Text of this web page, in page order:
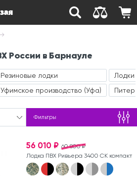
России в Барнауле
Резиновые лодки
Уфимское производство (Уфа)
Лодки
Фильтры
60 800 ₽
56 010 ₽
Лодка ПВХ Ривьера 3400 СК компакт